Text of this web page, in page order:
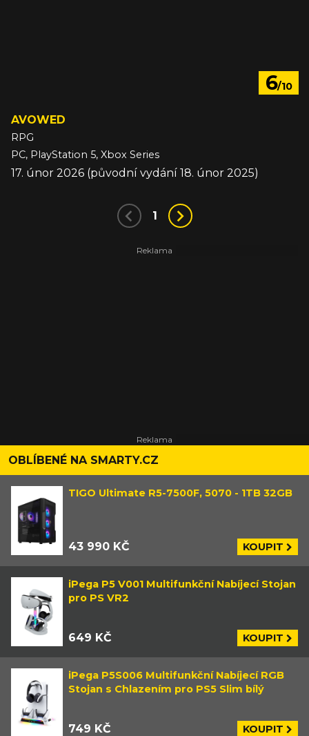
6/10
AVOWED
RPG
PC, PlayStation 5, Xbox Series
17. únor 2026 (původní vydání 18. únor 2025)
1
OBLÍBENÉ NA SMARTY.CZ
TIGO Ultimate R5-7500F, 5070 - 1TB 32GB
43 990 KČ KOUPIT
iPega P5 V001 Multifunkční Nabíjecí Stojan
pro PS VR2
649 KČ KOUPIT
iPega P5S006 Multifunkční Nabíjecí RGB
Stojan s Chlazením pro PS5 Slim bílý
749 KČ KOUPIT